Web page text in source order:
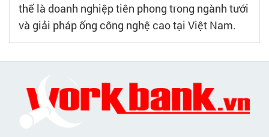
thế là doanh nghiệp tiên phong trong ngành tưới
và giải pháp ống công nghệ cao tại Việt Nam.